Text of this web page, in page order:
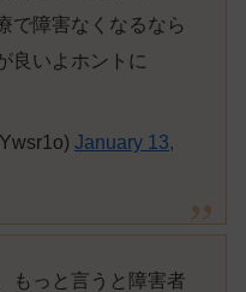
で障害なくなるなら
良いよホントに
January 13,
もっと言うと障害者